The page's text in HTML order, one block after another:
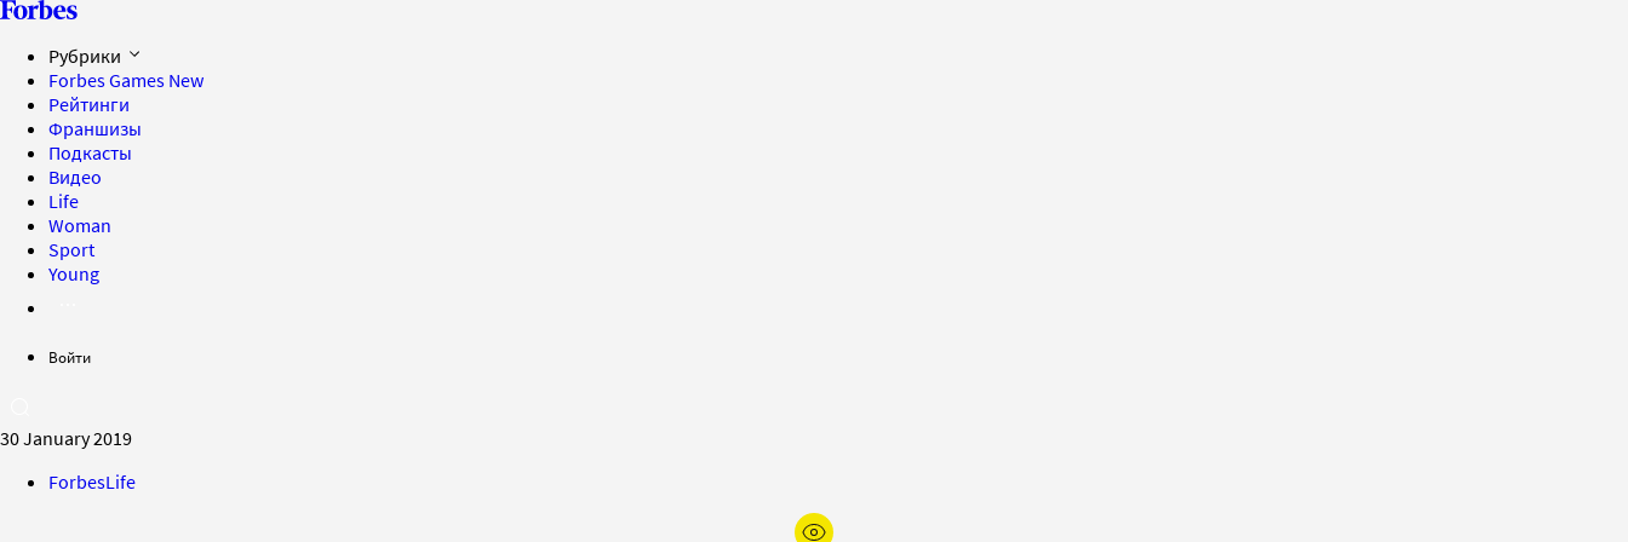
Рубрики
Forbes Games New
Рейтинги
Франшизы
Подкасты
Видео
Life
Woman
Sport
Young
Войти
30 January 2019
ForbesLife